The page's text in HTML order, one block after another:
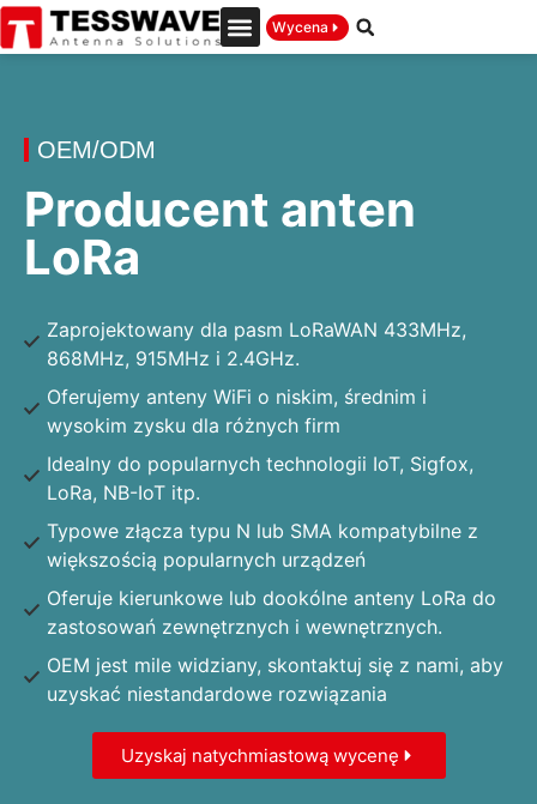
Wycena
OEM/ODM
Producent anten
LoRa
Zaprojektowany dla pasm LoRaWAN 433MHz,
868MHz, 915MHz i 2.4GHz.
Oferujemy anteny WiFi o niskim, średnim i
wysokim zysku dla różnych firm
Idealny do popularnych technologii IoT, Sigfox,
LoRa, NB-IoT itp.
Typowe złącza typu N lub SMA kompatybilne z
większością popularnych urządzeń
Oferuje kierunkowe lub dookólne anteny LoRa do
zastosowań zewnętrznych i wewnętrznych.
OEM jest mile widziany, skontaktuj się z nami, aby
uzyskać niestandardowe rozwiązania
Uzyskaj natychmiastową wycenę